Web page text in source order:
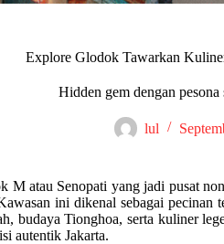
Explore Glodok Tawarkan
Hidden gem dengan
lul
M atau Senopati yang jadi pusat
ini dikenal sebagai pecinan
budaya Tionghoa, serta kuliner
autentik Jakarta.